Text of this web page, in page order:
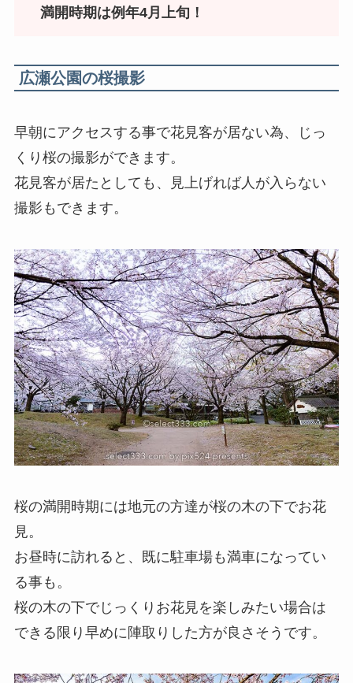
満開時期は例年4月上旬！
広瀬公園の桜撮影
早朝にアクセスする事で花見客が居ない為、じっ
くり桜の撮影ができます。
花見客が居たとしても、見上げれば人が入らない
撮影もできます。
桜の満開時期には地元の方達が桜の木の下でお花
見。
お昼時に訪れると、既に駐車場も満車になってい
る事も。
桜の木の下でじっくりお花見を楽しみたい場合は
できる限り早めに陣取りした方が良さそうです。